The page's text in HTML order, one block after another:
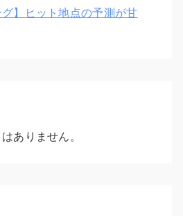
グ】ヒット地点の予測が甘
ありません。